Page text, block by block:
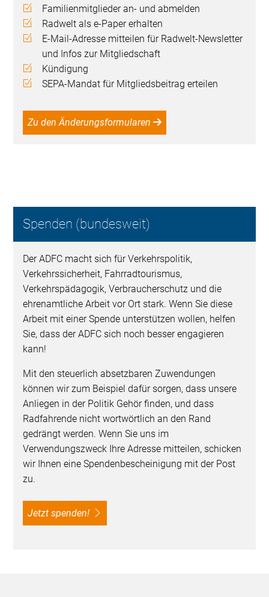
Familienmitglieder an- und abmelden
Radwelt als e-Paper erhalten
E-Mail-Adresse mitteilen für Radwelt-Newsletter
und Infos zur Mitgliedschaft
Kündigung
SEPA-Mandat für Mitgliedsbeitrag erteilen
Zu den Änderungsformularen
Spenden (bundesweit)
Der ADFC macht sich für Verkehrspolitik,
Verkehrssicherheit, Fahrradtourismus,
Verkehrspädagogik, Verbraucherschutz und die
ehrenamtliche Arbeit vor Ort stark. Wenn Sie diese
Arbeit mit einer Spende unterstützen wollen, helfen
Sie, dass der ADFC sich noch besser engagieren
kann!
Mit den steuerlich absetzbaren Zuwendungen
können wir zum Beispiel dafür sorgen, dass unsere
Anliegen in der Politik Gehör finden, und dass
Radfahrende nicht wortwörtlich an den Rand
gedrängt werden. Wenn Sie uns im
Verwendungszweck Ihre Adresse mitteilen, schicken
wir Ihnen eine Spendenbescheinigung mit der Post
zu.
Jetzt spenden!